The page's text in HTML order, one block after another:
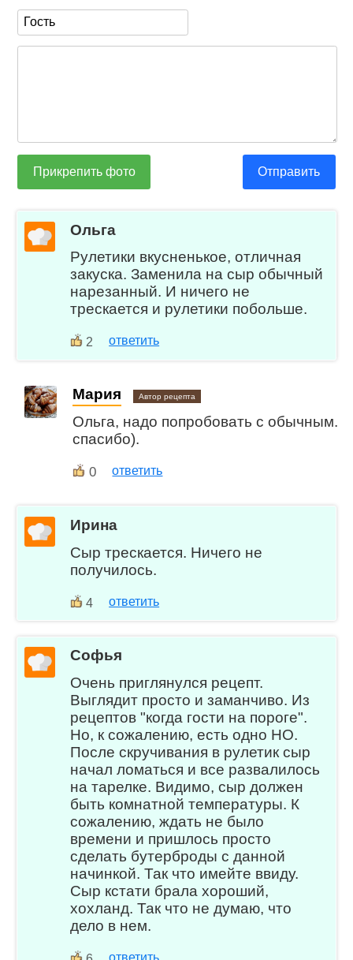
Прикрепить фото Отправить
Ольга
Рулетики вкусненькое, отличная
закуска. Заменила на сыр обычный
нарезанный. И ничего не
трескается и рулетики побольше.
2 ответить
Мария Автор рецепта
Ольга, надо попробовать с обычным.
спасибо).
0 ответить
Ирина
Сыр трескается. Ничего не
получилось.
4 ответить
Софья
Очень приглянулся рецепт.
Выглядит просто и заманчиво. Из
рецептов "когда гости на пороге".
Но, к сожалению, есть одно НО.
После скручивания в рулетик сыр
начал ломаться и все развалилось
на тарелке. Видимо, сыр должен
быть комнатной температуры. К
сожалению, ждать не было
времени и пришлось просто
сделать бутерброды с данной
начинкой. Так что имейте ввиду.
Сыр кстати брала хороший,
хохланд. Так что не думаю, что
дело в нем.